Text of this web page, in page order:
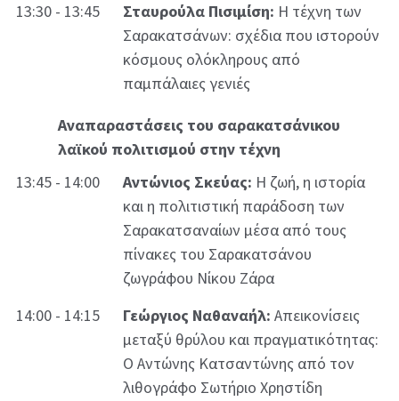
13:30 - 13:45
Σταυρούλα Πισιμίση: Η τέχνη των
Σαρακατσάνων: σχέδια που ιστορούν
κόσμους ολόκληρους από
παμπάλαιες γενιές
Αναπαραστάσεις του σαρακατσάνικου
λαϊκού πολιτισμού στην τέχνη
13:45 - 14:00
Αντώνιος Σκεύας: Η ζωή, η ιστορία
και η πολιτιστική παράδοση των
Σαρακατσαναίων μέσα από τους
πίνακες του Σαρακατσάνου
ζωγράφου Νίκου Ζάρα
14:00 - 14:15
Γεώργιος Ναθαναήλ: Απεικονίσεις
μεταξύ θρύλου και πραγματικότητας:
Ο Αντώνης Κατσαντώνης από τον
λιθογράφο Σωτήριο Χρηστίδη